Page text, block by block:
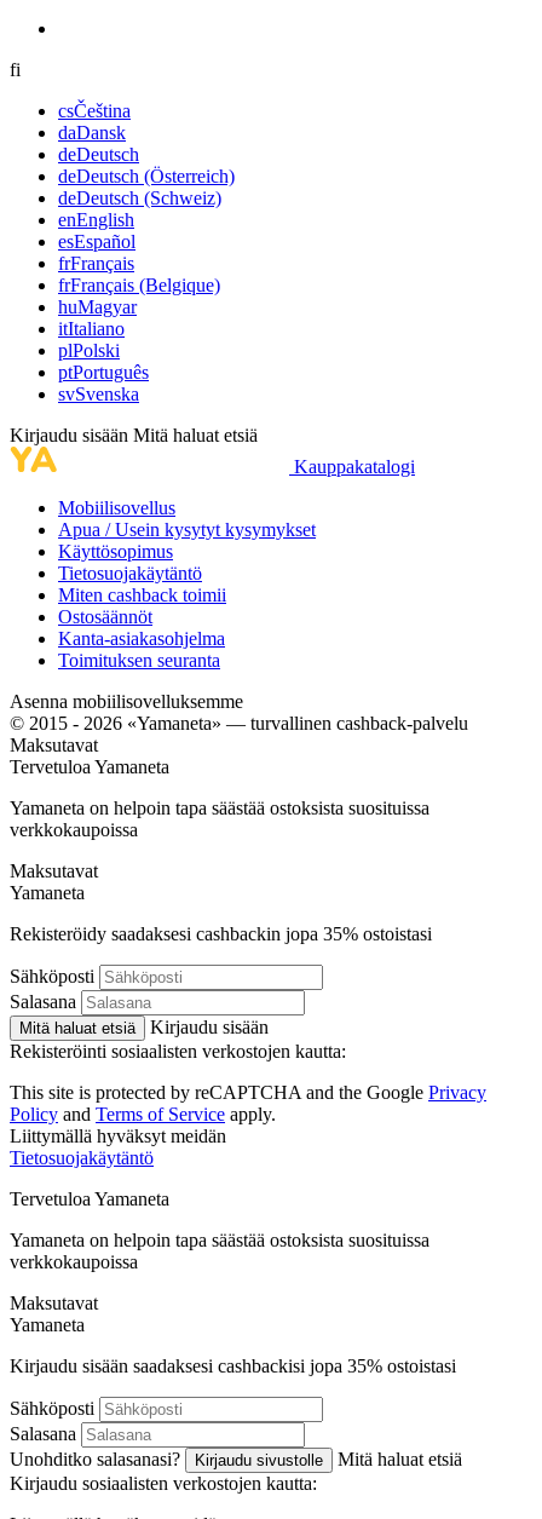
fi
csČeština
daDansk
deDeutsch
deDeutsch (Österreich)
deDeutsch (Schweiz)
enEnglish
esEspañol
frFrançais
frFrançais (Belgique)
huMagyar
itItaliano
plPolski
ptPortuguês
svSvenska
Kirjaudu sisään Mitä haluat etsiä
Kauppakatalogi
Mobiilisovellus
Apua / Usein kysytyt kysymykset
Käyttösopimus
Tietosuojakäytäntö
Miten cashback toimii
Ostosäännöt
Kanta-asiakasohjelma
Toimituksen seuranta
Asenna mobiilisovelluksemme
© 2015 - 2026 «Yamaneta» — turvallinen cashback-palvelu
Maksutavat
Tervetuloa Yamaneta
Yamaneta on helpoin tapa säästää ostoksista suosituissa
verkkokaupoissa
Maksutavat
Yamaneta
Rekisteröidy saadaksesi cashbackin jopa 35% ostoistasi
Sähköposti
Salasana
Mitä haluat etsiä
Kirjaudu sisään
Rekisteröinti sosiaalisten verkostojen kautta:
This site is protected by reCAPTCHA and the Google Privacy
Policy and Terms of Service apply.
Liittymällä hyväksyt meidän
Tietosuojakäytäntö
Tervetuloa Yamaneta
Yamaneta on helpoin tapa säästää ostoksista suosituissa
verkkokaupoissa
Maksutavat
Yamaneta
Kirjaudu sisään saadaksesi cashbackisi jopa 35% ostoistasi
Sähköposti
Salasana
Unohditko salasanasi?
Kirjaudu sivustolle
Mitä haluat etsiä
Kirjaudu sosiaalisten verkostojen kautta: